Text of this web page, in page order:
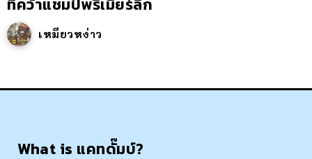
เหมียวหง่าว
What is แคทดั๊มบ์?